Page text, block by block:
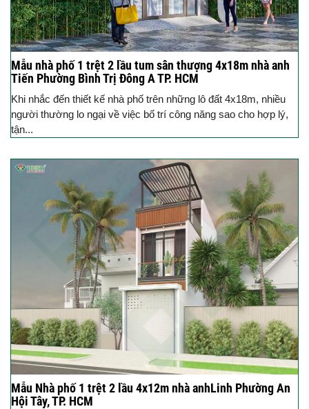
Mẫu nhà phố 1 trệt 2 lầu tum sân thượng 4x18m nhà anh
Tiến Phường Bình Trị Đông A TP. HCM
Khi nhắc đến thiết kế nhà phố trên những lô đất 4x18m, nhiều
người thường lo ngại về việc bố trí công năng sao cho hợp lý,
tận...
Mẫu Nhà phố 1 trệt 2 lầu 4x12m nhà anhLinh Phường An
Hội Tây, TP. HCM